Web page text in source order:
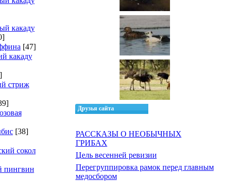
какаду
[47]
какаду
стриж
[38]
сокол
пингвин
Друзья сайта
РАССКАЗЫ О НЕОБЫЧНЫХ
ГРИБАХ
Цель весенней ревизии
Перегруппировка рамок перед главным
медосбором